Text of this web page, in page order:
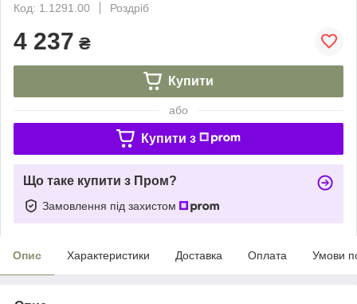
Код: 1.1291.00
Роздріб
4 237 ₴
Купити
або
Купити з
Що таке купити з Пром?
Замовлення під захистом
Опис Характеристики Доставка Оплата Умови